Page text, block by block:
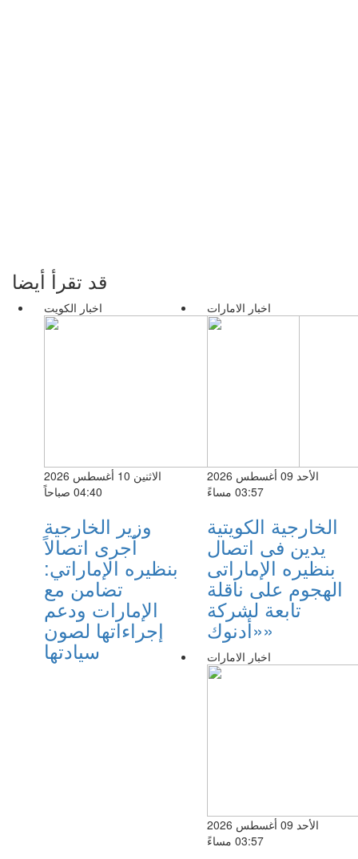
قد تقرأ أيضا
اخبار الكويت
الاثنين 10 أغسطس 2026
04:40 صباحاً
وزير الخارجية
أجرى اتصالاً
بنظيره الإماراتي:
تضامن مع
الإمارات ودعم
إجراءاتها لصون
سيادتها
اخبار الامارات
الأحد 09 أغسطس 2026
03:57 مساءً
الخارجية الكويتية
يدين فى اتصال
بنظيره الإماراتى
الهجوم على ناقلة
تابعة لشركة
«أدنوك»
اخبار الامارات
الأحد 09 أغسطس 2026
03:57 مساءً